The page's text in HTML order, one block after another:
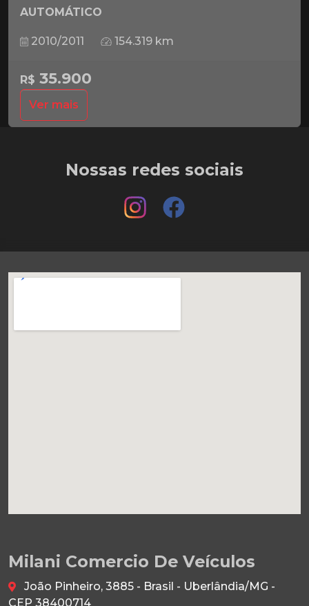
AUTOMÁTICO
2010/2011 154.319 km
R$ 35.900
Ver mais
Nossas redes sociais
Milani Comercio De Veículos
João Pinheiro, 3885 - Brasil - Uberlândia/MG -
CEP 38400714